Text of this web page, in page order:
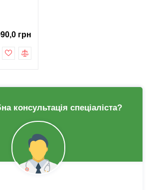
грн
консультація спеціаліста?